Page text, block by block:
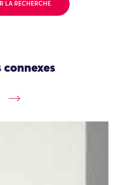
LA RECHERCHE